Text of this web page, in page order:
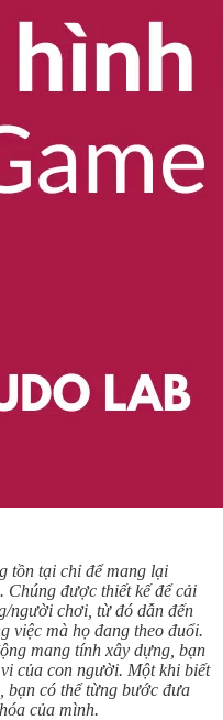
tồn tại chỉ để mang lại
Chúng được thiết kế để cải
người chơi, từ đó dẫn đến
việc mà họ đang theo đuổi.
mang tính xây dựng, bạn
của con người. Một khi biết
bạn có thể từng bước đưa
của mình.